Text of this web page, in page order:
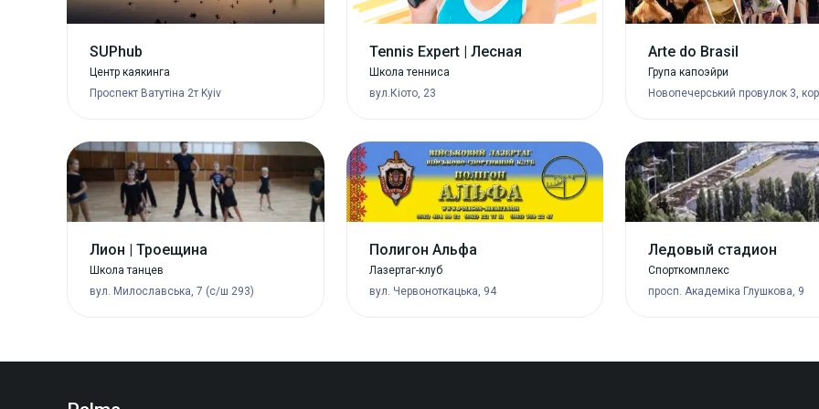
SUPhub
Центр каякинга
Проспект Ватутіна 2т Kyiv
Tennis Expert | Лесная
Школа тенниса
вул.Кіото, 23
Arte do Brasil
Група капоэйри
Новопечерський провулок 3,
Лион | Троещина
Школа танцев
вул. Милославська, 7 (с/ш 293)
Полигон Альфа
Лазертаг-клуб
вул. Червоноткацька, 94
Ледовый стадион
Спорткомплекс
просп. Академіка Глушкова, 9